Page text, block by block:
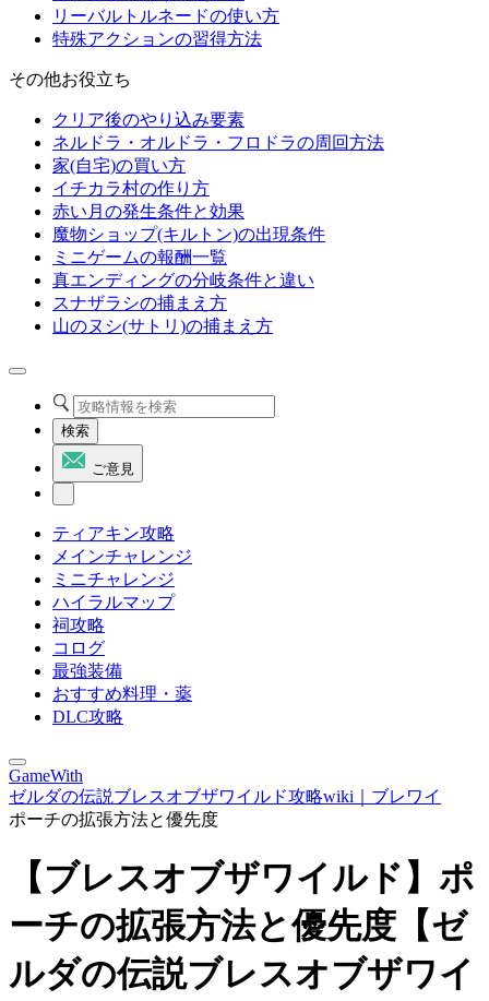
リーバルトルネードの使い方
特殊アクションの習得方法
その他お役立ち
クリア後のやり込み要素
ネルドラ・オルドラ・フロドラの周回方法
家(自宅)の買い方
イチカラ村の作り方
赤い月の発生条件と効果
魔物ショップ(キルトン)の出現条件
ミニゲームの報酬一覧
真エンディングの分岐条件と違い
スナザラシの捕まえ方
山のヌシ(サトリ)の捕まえ方
検索
ご意見
ティアキン攻略
メインチャレンジ
ミニチャレンジ
ハイラルマップ
祠攻略
コログ
最強装備
おすすめ料理・薬
DLC攻略
GameWith
ゼルダの伝説ブレスオブザワイルド攻略wiki｜ブレワイ
ポーチの拡張方法と優先度
【ブレスオブザワイルド】ポ
ーチの拡張方法と優先度【ゼ
ルダの伝説ブレスオブザワイ